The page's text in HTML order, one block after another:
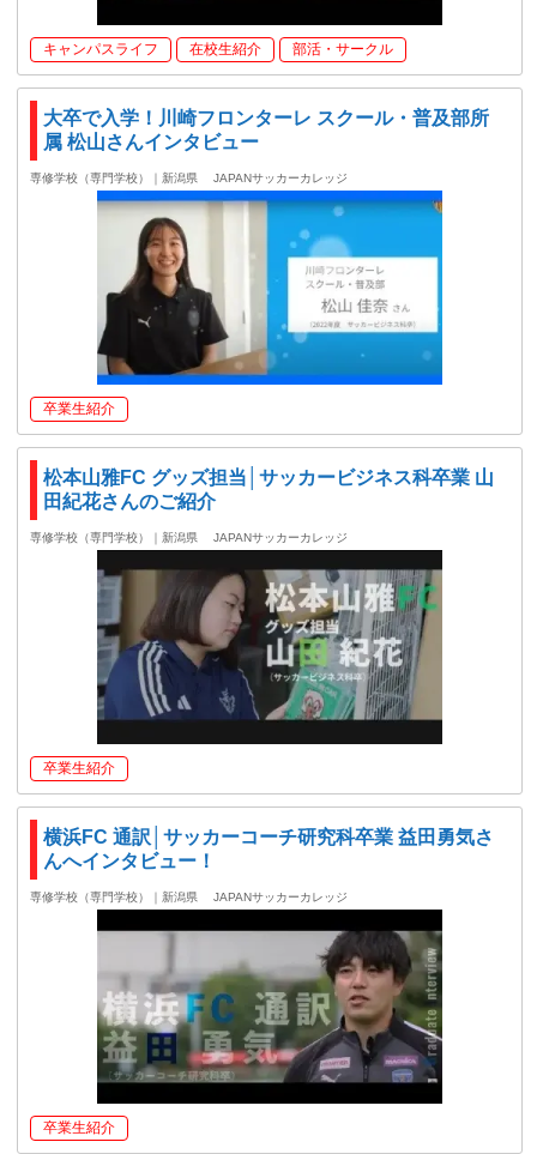
キャンパスライフ 在校生紹介 部活・サークル
大卒で入学！川崎フロンターレ スクール・普及部所
属 松山さんインタビュー
専修学校（専門学校）｜新潟県 JAPANサッカーカレッジ
卒業生紹介
松本山雅FC グッズ担当│サッカービジネス科卒業 山
田紀花さんのご紹介
専修学校（専門学校）｜新潟県 JAPANサッカーカレッジ
卒業生紹介
横浜FC 通訳│サッカーコーチ研究科卒業 益田勇気さ
んへインタビュー！
専修学校（専門学校）｜新潟県 JAPANサッカーカレッジ
卒業生紹介